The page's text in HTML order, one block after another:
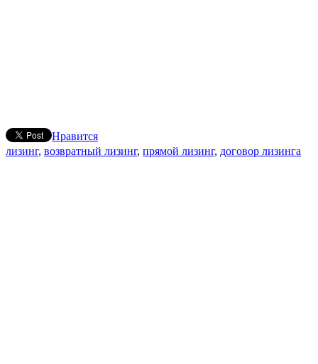
Нравится
лизинг, возвратный лизинг, прямой лизинг, договор лизинга